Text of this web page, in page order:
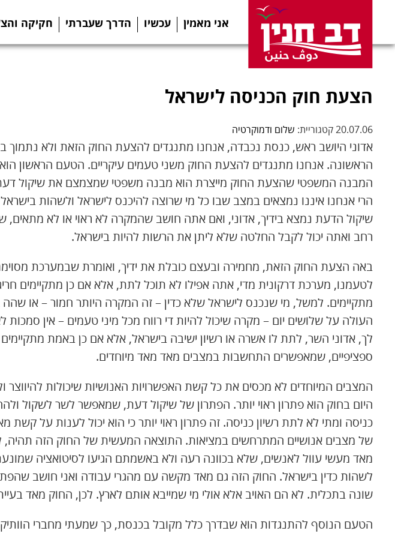
אני מאמין עכשיו הדרך שעברתי חקיקה
הצעת חוק הכניסה לישראל
20.07.06 קטגוריית: שלום ודמוקרטיה
אדוני היושב ראש, כנסת נכבדה, אנחנו מתנגדים להצעת החוק הזאת ולא נתמוך
הראשונה. אנחנו מתנגדים להצעת החוק משני טעמים עיקריים. הטעם הראשון
המבנה המשפטי שהצעת החוק מייצרת הוא מבנה משפטי שמצמצם את שיקול
הרי אנחנו איננו נמצאים במצב שבו כל מי שרוצה להיכנס לישראל ולשהות
שיקול הדעת נמצא בידיך, אדוני, ואם אתה חושב שהמקרה לא ראוי או לא מתאים,
רחב ואתה יכול לקבל החלטה שלא ליתן את הרשות להיות בישראל.
באה הצעת החוק הזאת, מחמירה ובעצם כובלת את ידיך, ואומרת שבמערכת
לטעמנו, מערכת דרקונית מדי, אתה אפילו לא תוכל לתת, אלא אם כן מתקיימים
מתקיימים. למשל, מי שנכנס לישראל שלא כדין – זה המקרה היותר חמור – או
העולה על שלושים יום – מקרה שיכול להיות די רווח מכל מיני טעמים – אין
לך, אדוני השר, לתת לו אשרה או רשיון ישיבה בישראל, אלא אם כן באמת
ספציפיים, שמאפשרים התחשבות במצבים מאד מאד מיוחדים.
המצבים המיוחדים לא מכסים את כל קשת האפשרויות האנושיות שיכולות להיווצר
היום בחוק הוא פתרון ראוי יותר. הפתרון של שיקול דעת, שמאפשר לשר לשקול
כניסה ומתי לא לתת רשיון כניסה. זה פתרון ראוי יותר כי הוא יכול לענות על קשת
של מצבים אנושיים המתרחשים במציאות. התוצאה המעשית של החוק הזה תהיה,
מאד מעשי עוול לאנשים, שלא בכוונה רעה ולא באשמתם הגיעו לסיטואציה
לשהות כדין בישראל. החוק הזה גם מאד מקשה עם מהגרי עבודה ואני חושב
שונה בתכלית. לא הם האויב אלא אולי מי שמייבא אותם לארץ. לכן, החוק מאד
הטעם הנוסף להתנגדות הוא שבדרך כלל מקובל בכנסת, כך שמעתי מחברי